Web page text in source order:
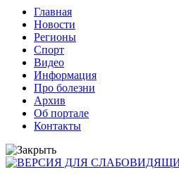
Главная
Новости
Регионы
Спорт
Видео
Информация
Про болезни
Архив
Об портале
Контакты